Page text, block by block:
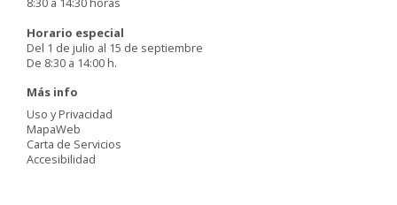
Horario especial
Del 1 de julio al 15 de septiembre
De 8:30 a 14:00 h.
Más info
Uso y Privacidad
MapaWeb
Carta de Servicios
Accesibilidad